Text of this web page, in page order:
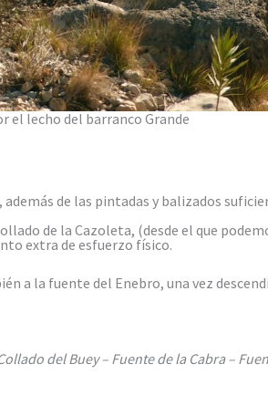
el lecho del barranco Grande
de las pintadas y balizados
de la Cazoleta, (desde el que
extra de esfuerzo físico.
a la fuente del Enebro, una vez
del Buey – Fuente de la Cabra –